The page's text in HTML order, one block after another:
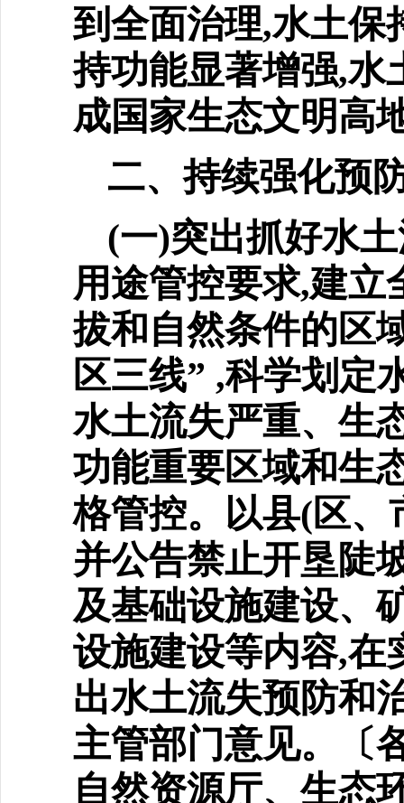
到全面治理,水土保
持功能显著增强,水
成国家生态文明高
二、持续强化预
(一)突出抓好水
用途管控要求,建立
拔和自然条件的区
区三线” ,科学划定
水土流失严重、生
功能重要区域和生
格管控。以县(区、
并公告禁止开垦陡
及基础设施建设、
设施建设等内容,在
出水土流失预防和
主管部门意见。〔
自然资源厅、生态